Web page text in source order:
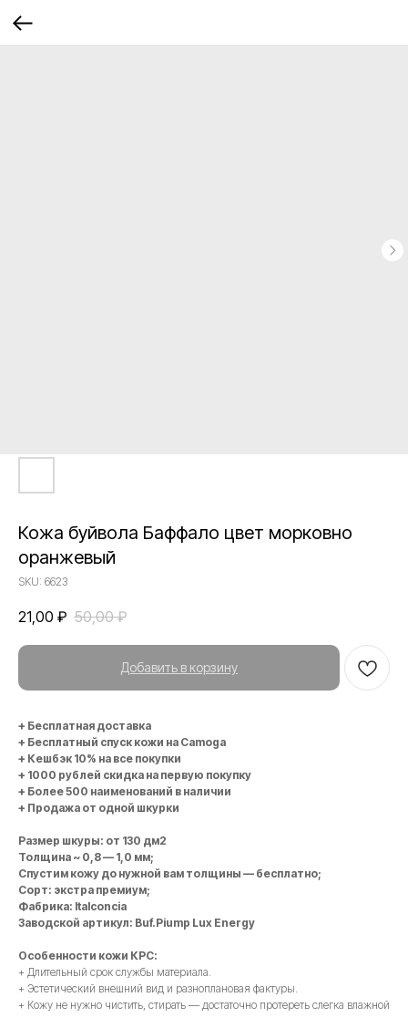
Кожа буйвола Баффало цвет морковно
оранжевый
SKU: 6623
21,00 ₽ 50,00 ₽
Добавить в корзину
+ Бесплатная доставка
+ Бесплатный спуск кожи на Camoga
+ Кешбэк 10% на все покупки
+ 1000 рублей скидка на первую покупку
+ Более 500 наименований в наличии
+ Продажа от одной шкурки
Размер шкуры: от 130 дм2
Толщина ~ 0,8 — 1,0 мм;
Спустим кожу до нужной вам толщины — бесплатно;
Сорт: экстра премиум;
Фабрика: Italconcia
Заводской артикул: Buf.Piump Lux Energy
Особенности кожи КРС:
+ Длительный срок службы материала.
+ Эстетический внешний вид и разноплановая фактуры.
+ Кожу не нужно чистить, стирать — достаточно протереть слегка влажной